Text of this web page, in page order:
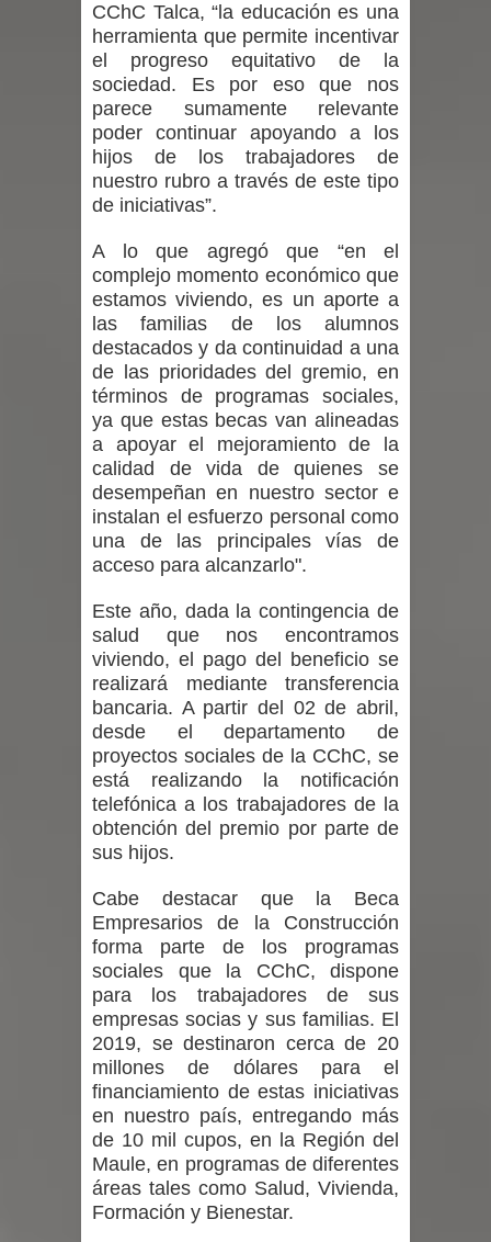
Diputado Jorge Guzmán rechaza
proyecto de interconexión eléctrica
en la alta cordillera del Maule por su
impacto ambiental
incentivos a usuarios de PRODESAL
de la provincia de Linares
Municipalidad de Curicó apuesta a la
innovación en tecnología educativa
con nuevas pantallas interactivas del
Colegio El Boldo
Municipalidad de Curicó inició
CChC Talca, “la educación es una
herramienta que permite incentivar
el progreso equitativo de la
sociedad. Es por eso que nos
parece sumamente relevante
poder continuar apoyando a los
hijos de los trabajadores de
nuestro rubro a través de este tipo
de iniciativas”.
A lo que agregó que “en el
complejo momento económico que
estamos viviendo, es un aporte a
las familias de los alumnos
destacados y da continuidad a una
de las prioridades del gremio, en
términos de programas sociales,
ya que estas becas van alineadas
a apoyar el mejoramiento de la
calidad de vida de quienes se
desempeñan en nuestro sector e
instalan el esfuerzo personal como
una de las principales vías de
acceso para alcanzarlo".
Este año, dada la contingencia de
salud que nos encontramos
viviendo, el pago del beneficio se
realizará mediante transferencia
bancaria. A partir del 02 de abril,
desde el departamento de
proyectos sociales de la CChC, se
está realizando la notificación
telefónica a los trabajadores de la
obtención del premio por parte de
sus hijos.
Cabe destacar que la Beca
Empresarios de la Construcción
forma parte de los programas
sociales que la CChC, dispone
para los trabajadores de sus
empresas socias y sus familias. El
2019, se destinaron cerca de 20
millones de dólares para el
financiamiento de estas iniciativas
en nuestro país, entregando más
de 10 mil cupos, en la Región del
Maule, en programas de diferentes
áreas tales como Salud, Vivienda,
Formación y Bienestar.